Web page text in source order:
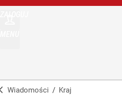
Wiadomości / Kraj